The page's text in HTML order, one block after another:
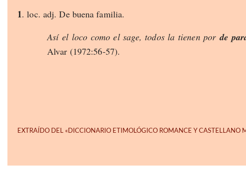
1. loc. adj. De buena familia.
Así el loco como el sage, todos la tienen porde
Alvar (1972:56-57).